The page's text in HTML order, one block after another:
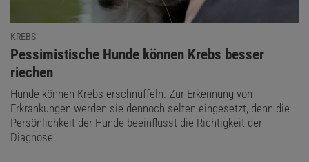
KREBS
:
Pessimistische Hunde können Krebs besser
riechen
Hunde können Krebs erschnüffeln. Zur Erkennung von
Erkrankungen werden sie dennoch selten eingesetzt, denn die
Persönlichkeit der Hunde beeinflusst die Richtigkeit der
Diagnose.